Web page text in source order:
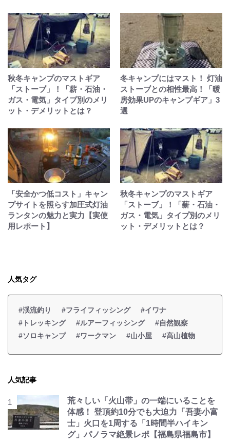
秋冬キャンプのマストギア
「ストーブ」！「薪・石油・
ガス・電気」タイプ別のメリ
ット・デメリットとは？
冬キャンプにはマスト！ 灯油
ストーブとの相性最高！「暖
房効果UPのキャンプギア」3
選
「安全かつ低コスト」キャン
プサイトを照らす加圧式灯油
ランタンの魅力と実力【実使
用レポート】
秋冬キャンプのマストギア
「ストーブ」！「薪・石油・
ガス・電気」タイプ別のメリ
ット・デメリットとは？
人気タグ
#渓流釣り #フライフィッシング
#イワナ
#トレッキング
#ルアーフィッシング
#自然観察
#ソロキャンプ
#ワークマン #山小屋 #高山植物
人気記事
荒々しい「火山帯」の一端にいることを
体感！ 登頂約10分でも大迫力「吾妻小富
士」火口を1周する「1時間半ハイキン
グ」パノラマ絶景レポ【福島県福島市】